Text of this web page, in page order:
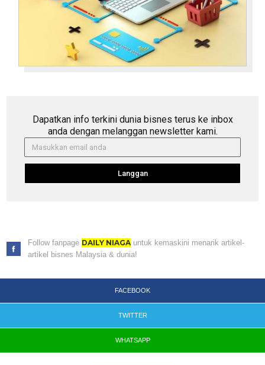
Dapatkan info terkini dunia bisnes terus ke inbox
anda dengan melanggan newsletter kami.
Langgan
Follow fanpage DAILY NIAGAuntuk kemaskini menarik artikel-
artikel bisnes Malaysia & dunia!
FACEBOOK
TWITTER
WHATSAPP